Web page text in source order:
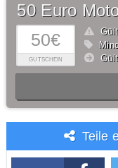
50€
GUTSCHEIN
50 Euro
Teile